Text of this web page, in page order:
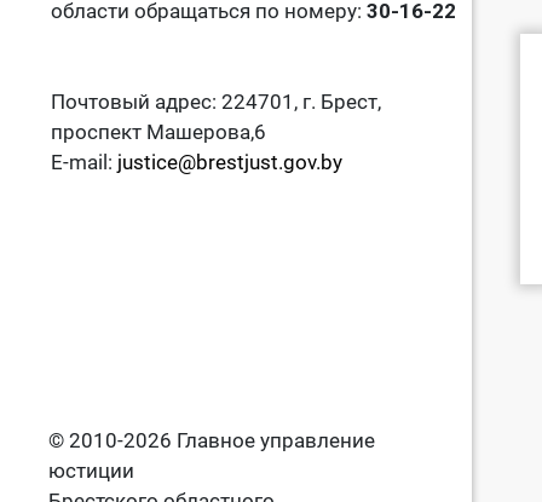
области обращаться по номеру: 30-16-22
Почтовый адрес: 224701, г. Брест,
проспект Машерова,6
E-mail: justice@brestjust.gov.by
© 2010-2026 Главное управление
юстиции